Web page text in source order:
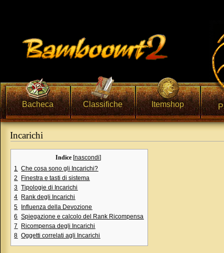
Bacheca Classifiche Itemshop
Incarichi
Indice [nascondi]
1
Che cosa sono gli Incarichi?
2
Finestra e tasti di sistema
3 Tipologie di Incarichi
4
Rank degli Incarichi
5 Influenza della Devozione
6
Spiegazione e calcolo del Rank Ricompensa
7
Ricompensa degli Incarichi
8 Oggetti correlati agli Incarichi